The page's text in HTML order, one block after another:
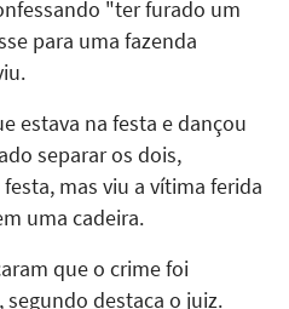
"ter furado um
para uma fazenda
estava na festa e dançou
separar os dois,
mas viu a vítima ferida
uma cadeira.
que o crime foi
destaca o juiz.